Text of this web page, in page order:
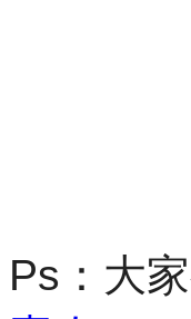
Ps：大